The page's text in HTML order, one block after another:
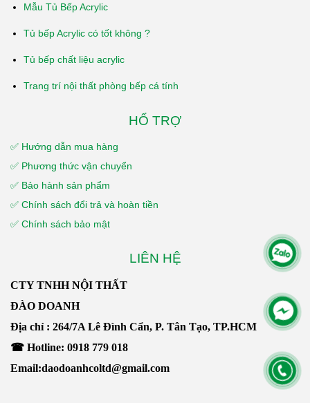
Mẫu Tủ Bếp Acrylic
Tủ bếp Acrylic có tốt không ?
Tủ bếp chất liệu acrylic
Trang trí nội thất phòng bếp cá tính
HỔ TRỢ
✅ Hướng dẫn mua hàng
✅ Phương thức vận chuyển
✅ Bảo hành sản phẩm
✅ Chính sách đổi trả và hoàn tiền
✅ Chính sách bảo mật
LIÊN HỆ
CTY TNHH NỘI THẤT
ĐÀO DOANH
Địa chỉ : 264/7A Lê Đình Cẩn, P. Tân Tạo, TP.HCM
☎ Hotline: 0918 779 018
Email:daodoanhcoltd@gmail.com